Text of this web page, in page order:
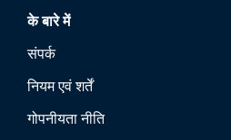
के बारे में
संपर्क
नियम एवं शर्तें
गोपनीयता नीति